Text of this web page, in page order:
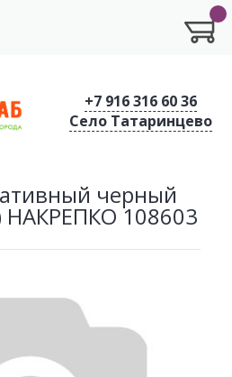
+7 916 316 60 36
Село Татаринцево
черный
НАКРЕПКО 108603